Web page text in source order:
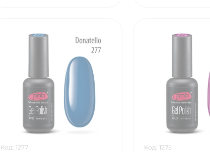
Код: 1277 Код: 1275